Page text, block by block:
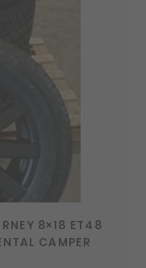
8×18 ET48
CAMPER